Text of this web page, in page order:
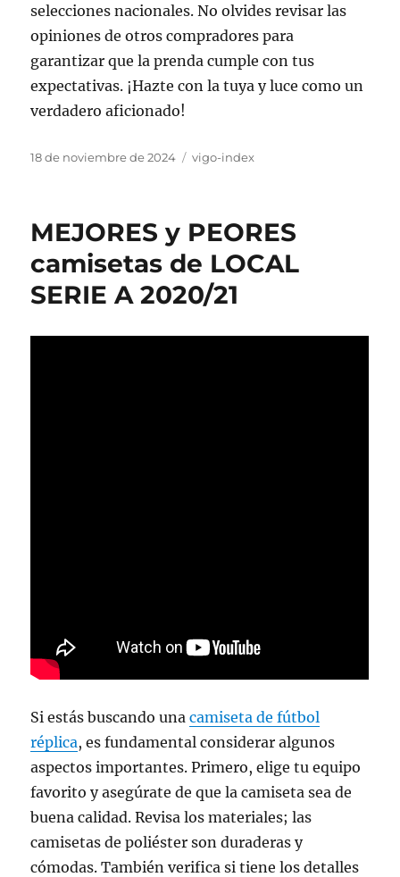
selecciones nacionales. No olvides revisar las
opiniones de otros compradores para
garantizar que la prenda cumple con tus
expectativas. ¡Hazte con la tuya y luce como un
verdadero aficionado!
Publicado
18 de noviembre de 2024 Categorías
vigo-index
MEJORES y PEORES
camisetas de LOCAL
SERIE A 2020/21
Si estás buscando unacamiseta de fútbol
réplica, es fundamental considerar algunos
aspectos importantes. Primero, elige tu equipo
favorito y asegúrate de que la camiseta sea de
buena calidad. Revisa los materiales; las
camisetas de poliéster son duraderas y
cómodas. También verifica si tiene los detalles